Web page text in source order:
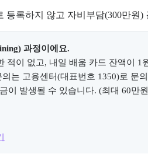
등록하지 않고 자비부담(300만원
과정이에요.
적이 없고, 내일 배움 카드 잔액이 1
는 고용센터(대표번호 1350)로 문
이 발생될 수 있습니다. (최대 60만